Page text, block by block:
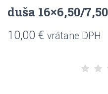
duša 16×6,50/
10,00 € vrátane DPH